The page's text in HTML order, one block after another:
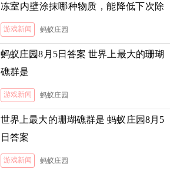
冻室内壁涂抹哪种物质，能降低下次除
霜的难度
游戏新闻 蚂蚁庄园
蚂蚁庄园8月5日答案 世界上最大的珊瑚
礁群是
游戏新闻 蚂蚁庄园
世界上最大的珊瑚礁群是 蚂蚁庄园8月5
日答案
游戏新闻 蚂蚁庄园